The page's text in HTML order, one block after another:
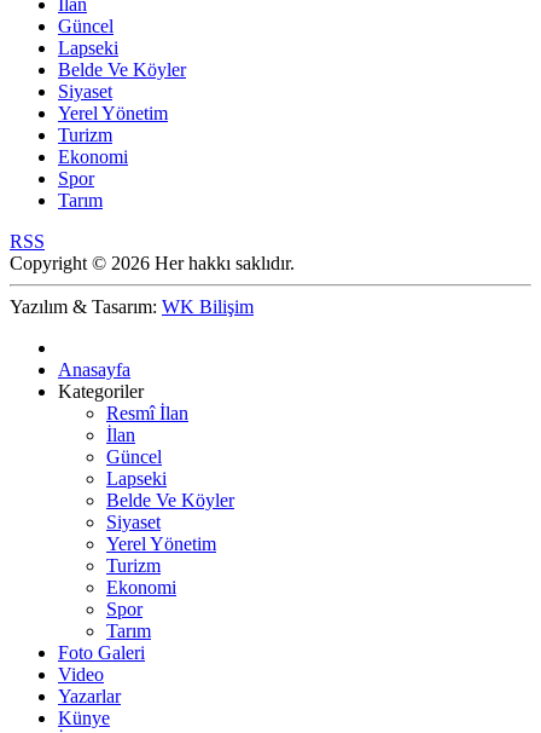
İlan
Güncel
Lapseki
Belde Ve Köyler
Siyaset
Yerel Yönetim
Turizm
Ekonomi
Spor
Tarım
RSS
Copyright © 2026 Her hakkı saklıdır.
Yazılım & Tasarım: WK Bilişim
Anasayfa
Kategoriler
Resmî İlan
İlan
Güncel
Lapseki
Belde Ve Köyler
Siyaset
Yerel Yönetim
Turizm
Ekonomi
Spor
Tarım
Foto Galeri
Video
Yazarlar
Künye